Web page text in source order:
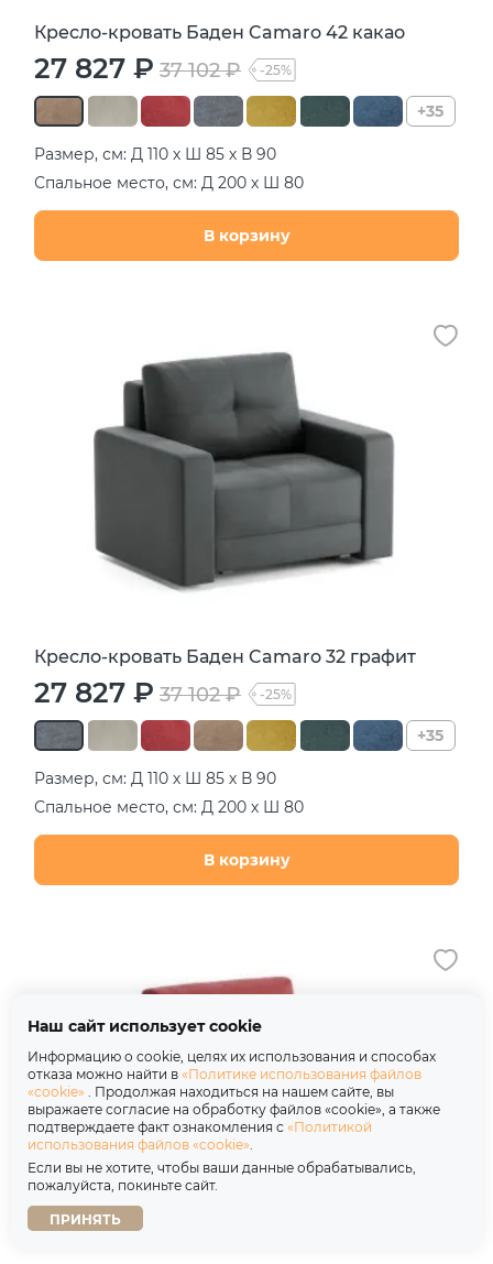
Кресло-кровать Баден Camaro 42 какао
27 827 ₽ 37 102 ₽ -25%
+35
Размер, см: Д 110 х Ш 85 х В 90
Спальное место, см: Д 200 х Ш 80
В корзину
Кресло-кровать Баден Camaro 32 графит
27 827 ₽ 37 102 ₽ -25%
+35
Размер, см: Д 110 х Ш 85 х В 90
Спальное место, см: Д 200 х Ш 80
В корзину
Наш сайт использует cookie
Информацию о cookie, целях их использования и способах
отказа можно найти в «Политике использования файлов
«cookie» . Продолжая находиться на нашем сайте, вы
выражаете согласие на обработку файлов «cookie», а также
подтверждаете факт ознакомления с «Политикой
использования файлов «cookie».
Если вы не хотите, чтобы ваши данные обрабатывались,
пожалуйста, покиньте сайт.
ПРИНЯТЬ